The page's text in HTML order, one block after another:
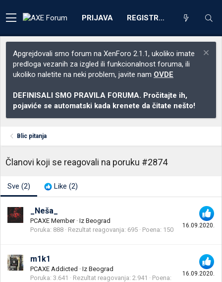
PRIJAVA REGISTRACIJA
Apgrejdovali smo forum na XenForo 2.1.1, ukoliko imate
predloga vezanih za izgled ili funkcionalnost foruma, ili
ukoliko naletite na neki problem, javite nam OVDE
DEFINISALI SMO PRAVILA FORUMA. Pročitajte ih,
pojaviće se automatski kada krenete da čitate nešto!
Blic pitanja
Članovi koji se reagovali na poruku #2874
Sve (2) Like (2)
16.09.2020.
_Neša_
PCAXE Member · Iz Beograd
Poruka 888 Rezultat reagovanja 695 Poena 150
16.09.2020.
m1k1
PCAXE Addicted · Iz Beograd
Poruka 3.641 Rezultat reagovanja 2.941
Poena